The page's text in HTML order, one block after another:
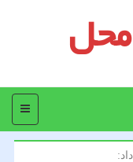
منو